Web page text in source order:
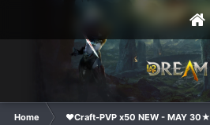
Home ❤Craft-PVP x50 NEW - MAY 30★